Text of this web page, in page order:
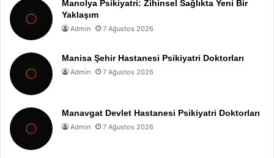
Manolya Psikiyatri: Zihinsel Sağlıkta Yeni Bir
Yaklaşım
Admin 7 Ağustos 2026
Manisa Şehir Hastanesi Psikiyatri Doktorları
Admin 7 Ağustos 2026
Manavgat Devlet Hastanesi Psikiyatri Doktorları
Admin 7 Ağustos 2026